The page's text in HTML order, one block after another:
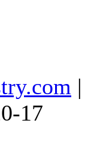
|
17